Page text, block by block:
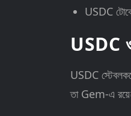
USDC
USDC
USDC
তা Gem-এ